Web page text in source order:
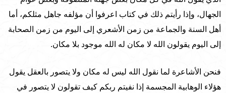
الجهال، وإذا رأيتم ذلك في كتاب اعرفوا أن مؤلفه جاهل مثلكم، أما
أهل السنة والجماعة من زمن الأشعري إلى اليوم من زمن الصحابة
إلى اليوم يقولون الله لا مكان له الله موجود بلا مكان.
فنحن الأشاعرة لما نقول الله ليس له مكان ولا يتصور بالعقل يقول
هؤلاء الوهابية المجسمة إذا نفيتم ربكم كيف تقولون لا يتصور في